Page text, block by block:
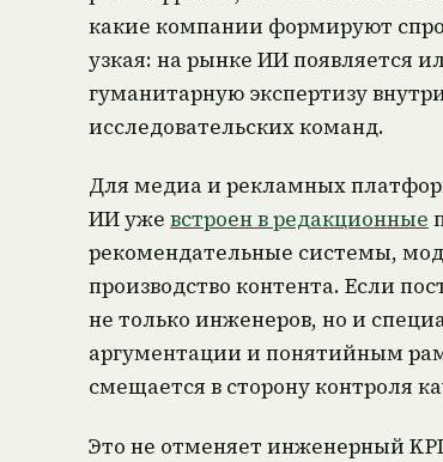
какие компании формируют
узкая: на рынке ИИ появляется
гуманитарную экспертизу
исследовательских команд.
Для медиа и рекламных
ИИ уже встроен в редакционные
рекомендательные системы,
производство контента. Если
не только инженеров, но и
аргументации и понятийным
смещается в сторону контроля
Это не отменяет инженерный